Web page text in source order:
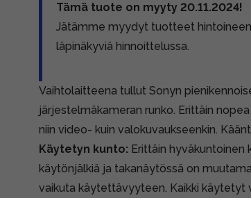
Tämä tuote on myyty 20.11.2024!
Jätämme myydyt tuotteet
läpinäkyviä hinnoittelussa.
Vaihtolaitteena tullut Sonyn
järjestelmäkameran runko. Erittäin
niin video- kuin valokuvaukseenkin.
Käytetyn kunto: Erittäin hyväkuntoinen
käytönjälkiä ja takanäytössä on
vaikuta käytettävyyteen. Kaikki